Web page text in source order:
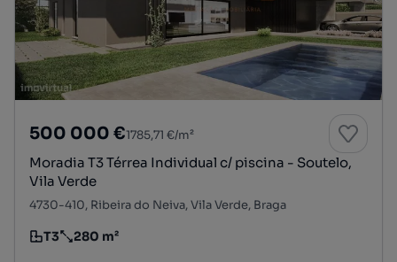
500 000 €1785,71 €/m²
Moradia T3 Térrea Individual c/ piscina - Soutelo,
Vila Verde
4730-410, Ribeira do Neiva, Vila Verde, Braga
Tipologia
T3
Preço por metro quadrado
280 m²